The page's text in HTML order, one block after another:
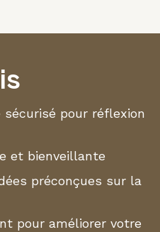
pour réflexion
et bienveillante
préconçues sur la
pour améliorer votre